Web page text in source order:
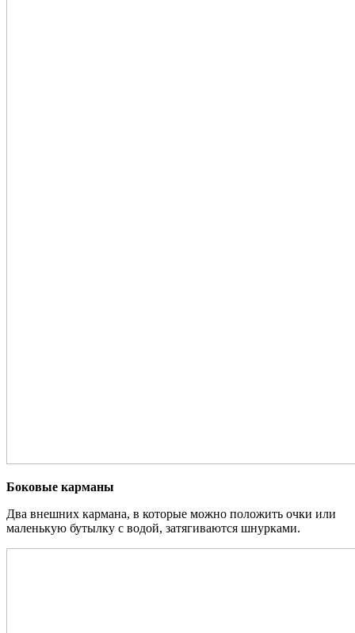
Боковые карманы
Два внешних кармана, в которые можно положить очки или
маленькую бутылку с водой, затягиваются шнурками.